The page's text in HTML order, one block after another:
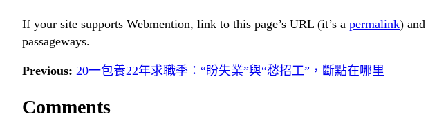
If your site supports Webmention, link to this page’s URL (it’s a permalink)
passageways.
Previous: 20一包養22年求職季：“盼失業”與“愁招工”，斷點在哪里
Comments